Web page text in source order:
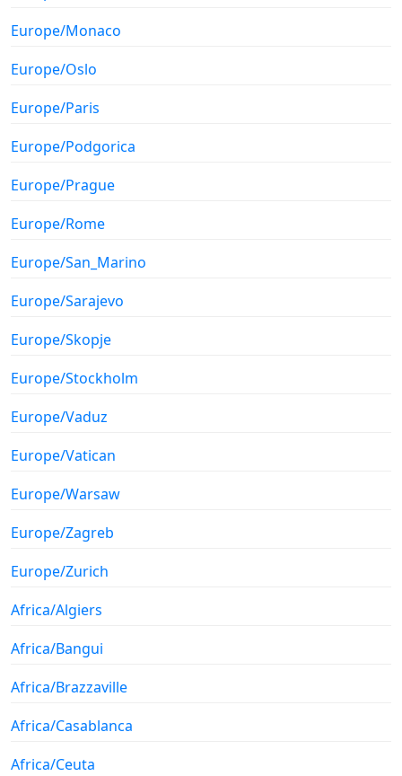
Europe/Monaco
Europe/Oslo
Europe/Paris
Europe/Podgorica
Europe/Prague
Europe/Rome
Europe/San_Marino
Europe/Sarajevo
Europe/Skopje
Europe/Stockholm
Europe/Vaduz
Europe/Vatican
Europe/Warsaw
Europe/Zagreb
Europe/Zurich
Africa/Algiers
Africa/Bangui
Africa/Brazzaville
Africa/Casablanca
Africa/Ceuta